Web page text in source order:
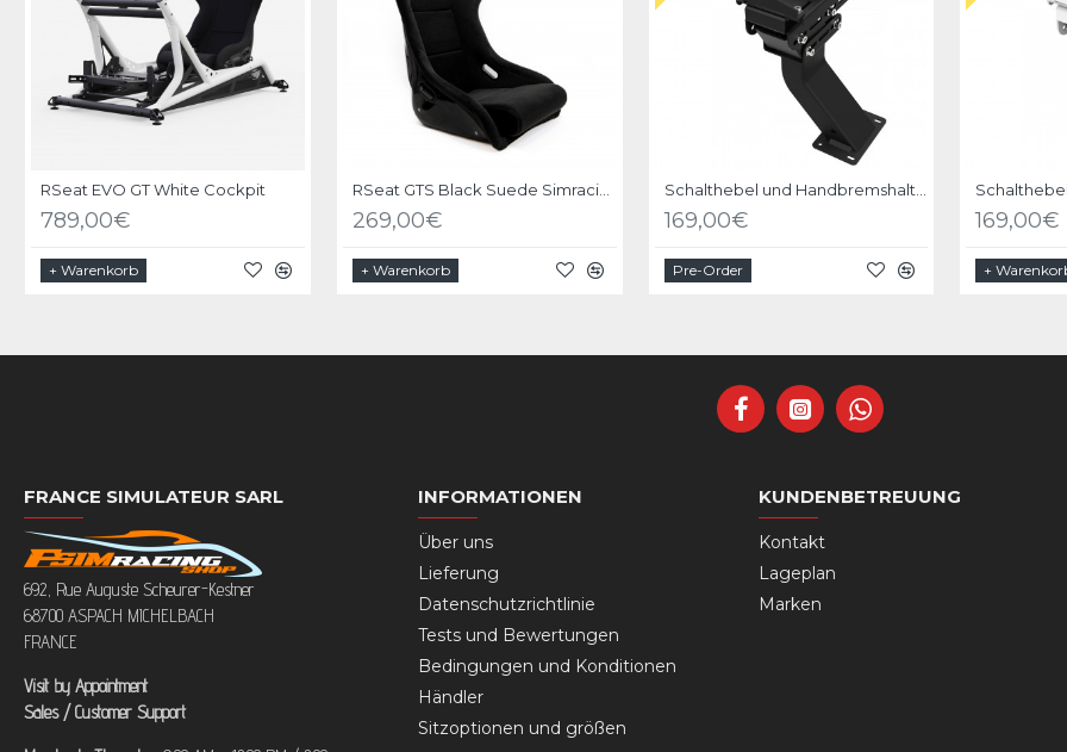
RSeat EVO GT White Cockpit
789,00€
+ Warenkorb
RSeat GTS Black Suede Simracing Seat
269,00€
+ Warenkorb
169,00€
Pre-Order
169,00€
+
FRANCE SIMULATEUR SARL
692, Rue Auguste Scheurer-Kestner
68700 ASPACH MICHELBACH
FRANCE
Visit by Appointment
Sales / Customer Support
INFORMATIONEN
Über uns
Lieferung
Datenschutzrichtlinie
Tests und Bewertungen
Bedingungen und Konditionen
Händler
Sitzoptionen und größen
KUNDENBETREUUNG
Kontakt
Lageplan
Marken